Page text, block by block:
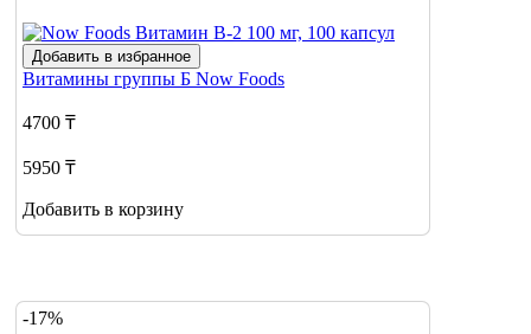
Добавить в избранное
Витамины группы Б Now Foods
4700 ₸
5950 ₸
Добавить в корзину
-17%